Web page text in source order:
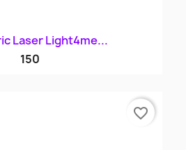
Laser Light4me...
150
favorite_border